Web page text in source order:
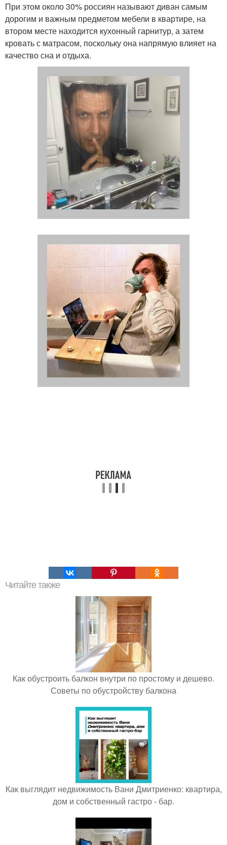
При этом около 30% россиян называют диван самым
дорогим и важным предметом мебели в квартире, на
втором месте находится кухонный гарнитур, а затем
кровать с матрасом, поскольку она напрямую влияет на
качество сна и отдыха.
Читайте также
Как обустроить балкон внутри по простому и дешево.
Советы по обустройству балкона
Как выглядит недвижимость Вани Дмитриенко: квартира,
дом и собственный гастро - бар.